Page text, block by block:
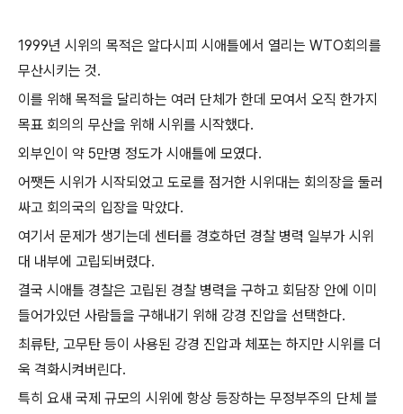
1999년 시위의 목적은 알다시피 시애틀에서 열리는 WTO회의를
무산시키는 것.
이를 위해 목적을 달리하는 여러 단체가 한데 모여서 오직 한가지
목표 회의의 무산을 위해 시위를 시작했다.
외부인이 약 5만명 정도가 시애틀에 모였다.
어쨋든 시위가 시작되었고 도로를 점거한 시위대는 회의장을 둘러
싸고 회의국의 입장을 막았다.
여기서 문제가 생기는데 센터를 경호하던 경찰 병력 일부가 시위
대 내부에 고립되버렸다.
결국 시애틀 경찰은 고립된 경찰 병력을 구하고 회담장 안에 이미
들어가있던 사람들을 구해내기 위해 강경 진압을 선택한다.
최류탄, 고무탄 등이 사용된 강경 진압과 체포는 하지만 시위를 더
욱 격화시켜버린다.
특히 요새 국제 규모의 시위에 항상 등장하는 무정부주의 단체 블